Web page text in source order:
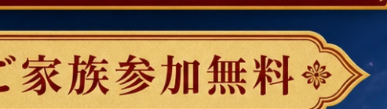
スト) , 販売
ナショナル